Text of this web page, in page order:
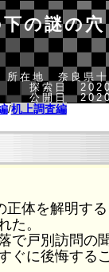
下の謎の
所在地 奈良県
探索日
公開日
/机上調査編
正体を解明する
た。
で戸別訪問の
ぐに後悔する